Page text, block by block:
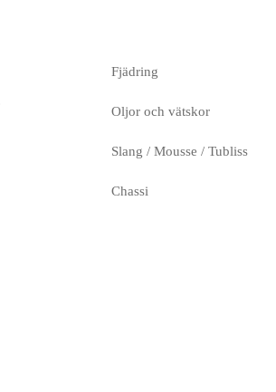
Fjädring
Oljor och vätskor
Slang / Mousse / Tubliss
Chassi